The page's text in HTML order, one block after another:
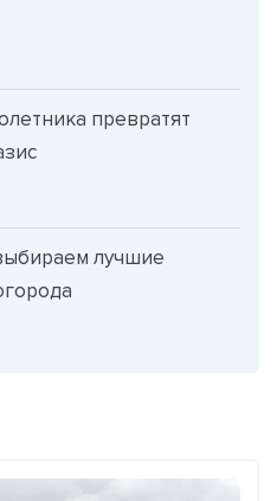
превратят
лучшие